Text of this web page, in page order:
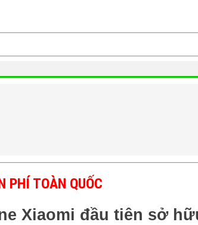
PHÍ TOÀN QUỐC
Xiaomi đầu tiên sở